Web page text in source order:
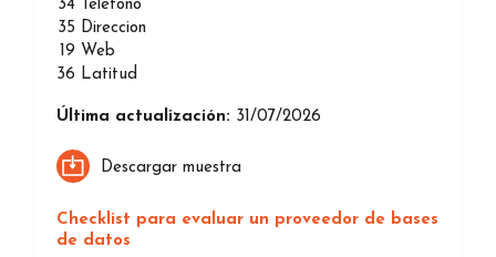
34 Teléfono
35 Direccion
19 Web
36 Latitud
Última actualización: 31/07/2026
Descargar muestra
Checklist para evaluar un proveedor de bases
de datos